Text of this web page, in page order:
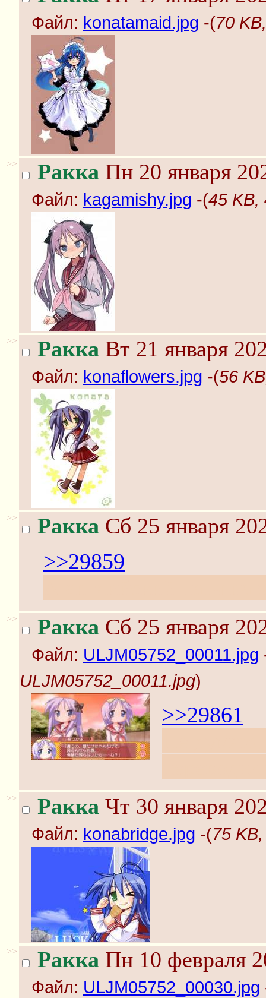
Файл: konatamaid.jpg -(70
>> Ракка Пн 20 января
Файл: kagamishy.jpg -(45 KB,
>> Ракка Вт 21 января
Файл: konaflowers.jpg -(56
>> Ракка Сб 25 января
>>29859
>> Ракка Сб 25 января
Файл: ULJM05752_00011.jpg
ULJM05752_00011.jpg)
>>29861
>> Ракка Чт 30 января
Файл: konabridge.jpg -(75
>> Ракка Пн 10 февраля
Файл: ULJM05752_00030.jpg